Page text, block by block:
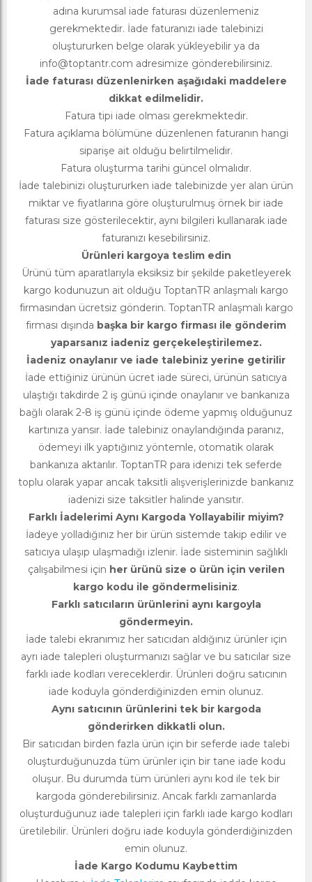
adına kurumsal iade faturası düzenlemeniz
gerekmektedir. İade faturanızı iade talebinizi
oluştururken belge olarak yükleyebilir ya da
info@toptantr.com adresimize gönderebilirsiniz.
İade faturası düzenlenirken aşağıdaki maddelere
dikkat edilmelidir.
Fatura tipi iade olması gerekmektedir.
Fatura açıklama bölümüne düzenlenen faturanın hangi
siparişe ait olduğu belirtilmelidir.
Fatura oluşturma tarihi güncel olmalıdır.
İade talebinizi oluştururken iade talebinizde yer alan ürün
miktar ve fiyatlarına göre oluşturulmuş örnek bir iade
faturası size gösterilecektir, aynı bilgileri kullanarak iade
faturanızı kesebilirsiniz.
Ürünleri kargoya teslim edin
Ürünü tüm aparatlarıyla eksiksiz bir şekilde paketleyerek
kargo kodunuzun ait olduğu ToptanTR anlaşmalı kargo
firmasından ücretsiz gönderin. ToptanTR anlaşmalı kargo
firması dışında başka bir kargo firması ile gönderim
yaparsanız iadeniz gerçekeleştirilemez.
İadeniz onaylanır ve iade talebiniz yerine getirilir
İade ettiğiniz ürünün ücret iade süreci, ürünün satıcıya
ulaştığı takdirde 2 iş günü içinde onaylanır ve bankanıza
bağlı olarak 2-8 iş günü içinde ödeme yapmış olduğunuz
kartınıza yansır. İade talebiniz onaylandığında paranız,
ödemeyi ilk yaptığınız yöntemle, otomatik olarak
bankanıza aktarılır. ToptanTR para idenizi tek seferde
toplu olarak yapar ancak taksitli alışverişlerinizde bankanız
iadenizi size taksitler halinde yansıtır.
Farklı İadelerimi Aynı Kargoda Yollayabilir miyim?
İadeye yolladığınız her bir ürün sistemde takip edilir ve
satıcıya ulaşıp ulaşmadığı izlenir. İade sisteminin sağlıklı
çalışabilmesi için her ürünü size o ürün için verilen
kargo kodu ile göndermelisiniz.
Farklı satıcıların ürünlerini aynı kargoyla
göndermeyin.
İade talebi ekranımız her satıcıdan aldığınız ürünler için
ayrı iade talepleri oluşturmanızı sağlar ve bu satıcılar size
farklı iade kodları vereceklerdir. Ürünleri doğru satıcının
iade koduyla gönderdiğinizden emin olunuz.
Aynı satıcının ürünlerini tek bir kargoda
gönderirken dikkatli olun.
Bir satıcıdan birden fazla ürün için bir seferde iade talebi
oluşturduğunuzda tüm ürünler için bir tane iade kodu
oluşur. Bu durumda tüm ürünleri aynı kod ile tek bir
kargoda gönderebilirsiniz. Ancak farklı zamanlarda
oluşturduğunuz iade talepleri için farklı iade kargo kodları
üretilebilir. Ürünleri doğru iade koduyla gönderdiğinizden
emin olunuz.
İade Kargo Kodumu Kaybettim